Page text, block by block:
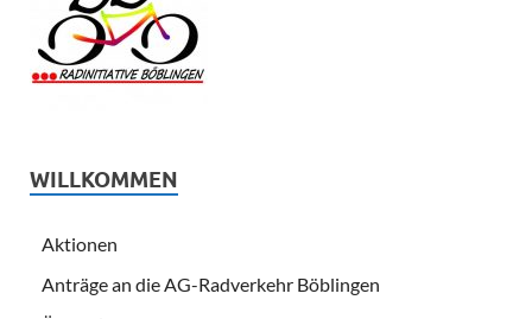
WILLKOMMEN
Aktionen
Anträge an die AG-Radverkehr Böblingen